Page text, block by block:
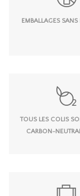
EMBALLAGES SANS
TOUS LES COLIS
CARBON-